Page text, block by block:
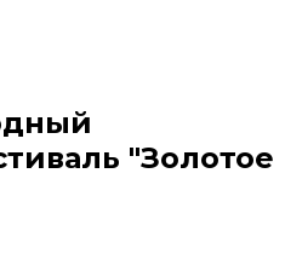
"Золотое